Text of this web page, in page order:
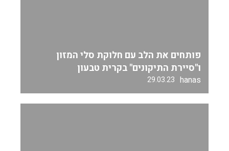
פותחים את הלב עם חלוקת סלי המזון
ו"סיירת התיקונים" בקרית טבעון
hanas
29.03.23